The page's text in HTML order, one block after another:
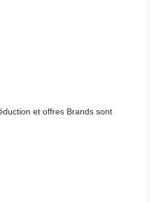
et offres Brands sont